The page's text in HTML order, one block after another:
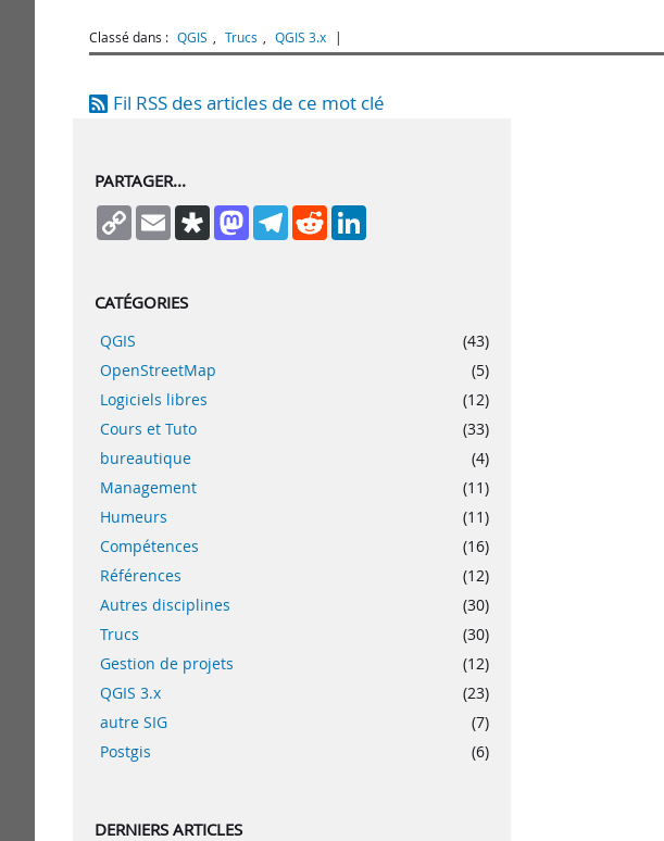
Classé dans : QGIS , Trucs , QGIS 3.x
Fil RSS des articles de ce mot clé
PARTAGER...
Copy
Link
Email DiasporaMastodonTelegram
Reddit
CATÉGORIES
QGIS
(43)
OpenStreetMap
(5)
Logiciels libres
(12)
Cours et Tuto
(33)
bureautique
(4)
Management
(11)
Humeurs
(11)
Compétences
(16)
Références
(12)
Autres disciplines
(30)
Trucs
(30)
Gestion de projets
(12)
QGIS 3.x
(23)
autre SIG
(7)
Postgis
(6)
DERNIERS ARTICLES